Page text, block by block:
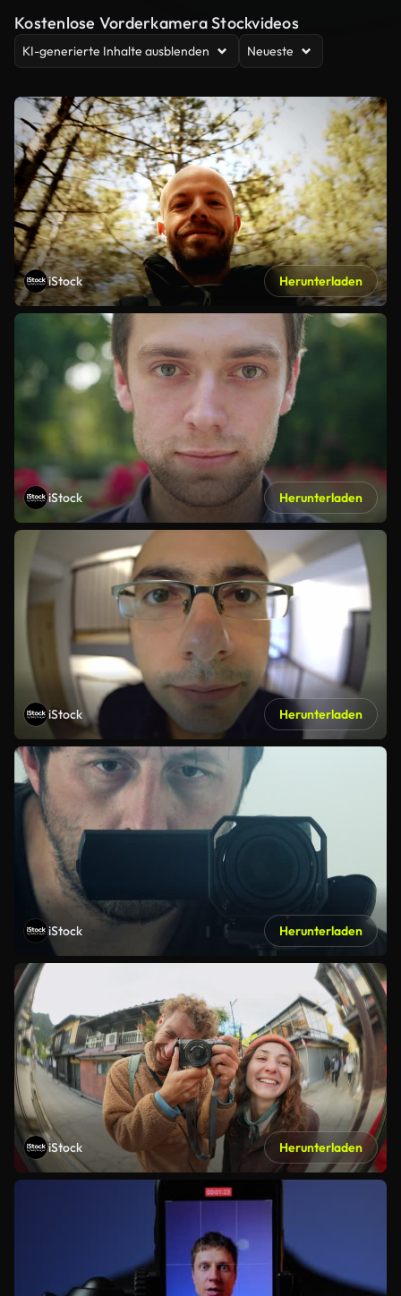
Kostenlose Vorderkamera Stockvideos
KI-generierte Inhalte ausblenden Neueste
iStock Herunterladen
iStock Herunterladen
iStock Herunterladen
iStock Herunterladen
iStock Herunterladen